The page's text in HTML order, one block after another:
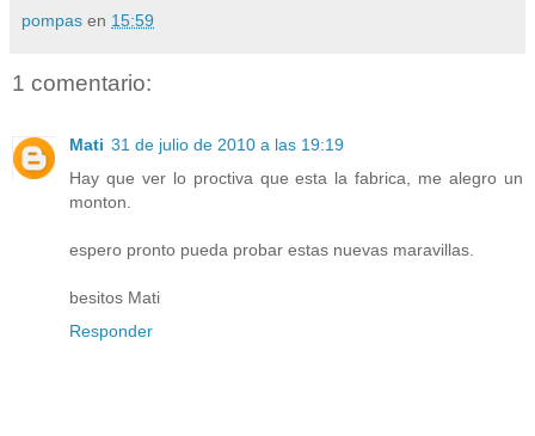
pompas en 15:59
1 comentario:
Mati 31 de julio de 2010 a las 19:19
Hay que ver lo proctiva que esta la fabrica, me alegro un
monton.
espero pronto pueda probar estas nuevas maravillas.
besitos Mati
Responder